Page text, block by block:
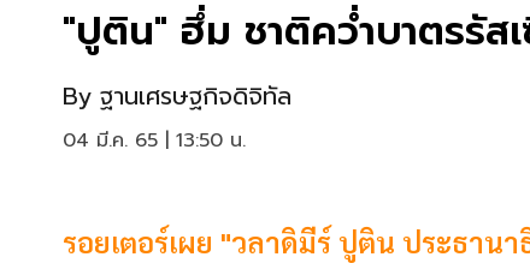
"ปูติน" ฮึ่ม ชาติคว่ำบาตรรัส
By ฐานเศรษฐกิจดิจิทัล
04 มี.ค. 65 | 13:50 น.
รอยเตอร์เผย "วลาดิมีร์ ปูติน ประธาน